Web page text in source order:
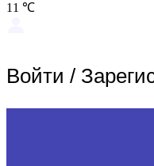
11 ℃
Войти /